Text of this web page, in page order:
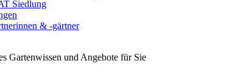
Siedlung
& -gärtner
Gartenwissen und Angebote für Sie